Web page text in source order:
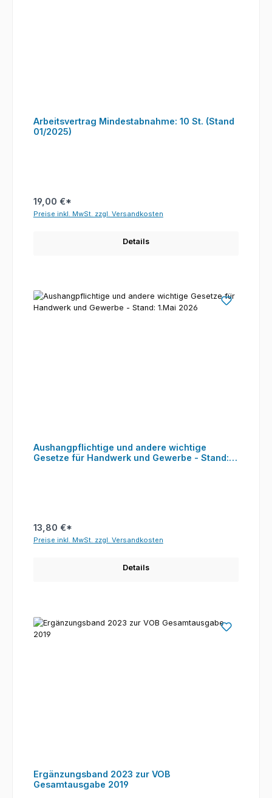
Arbeitsvertrag Mindestabnahme: 10 St. (Stand
01/2025)
19,00 €*
Preise inkl. MwSt. zzgl. Versandkosten
Details
Aushangpflichtige und andere wichtige
Gesetze für Handwerk und Gewerbe - Stand:
13,80 €*
Preise inkl. MwSt. zzgl. Versandkosten
Details
Ergänzungsband 2023 zur VOB
Gesamtausgabe 2019